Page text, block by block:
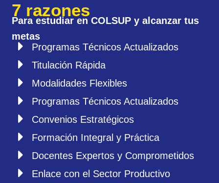
7 razones
Para estudiar en COLSUP y alcanzar tus
metas
Programas Técnicos Actualizados
Titulación Rápida
Modalidades Flexibles
Programas Técnicos Actualizados
Convenios Estratégicos
Formación Integral y Práctica
Docentes Expertos y Comprometidos
Enlace con el Sector Productivo